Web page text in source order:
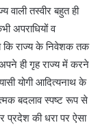
वाली तस्वीर बहुत ही
अपराधियों व
कि राज्य के निवेशक तक
ही गृह राज्य में करने
योगी आदित्यनाथ के
बदलाव स्पष्ट रूप से
प्रदेश की धरा पर ऐसा